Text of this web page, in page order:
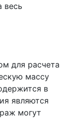
весь
для расчета
массу
в
являются
могут